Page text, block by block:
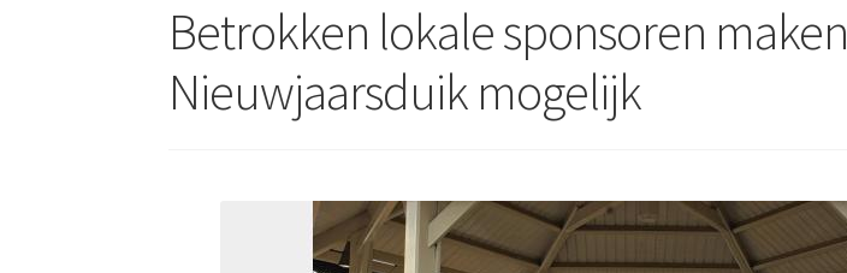
Betrokken lokale sponsoren maken
Nieuwjaarsduik mogelijk